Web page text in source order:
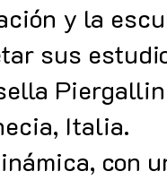
y la
sus
Italia.
con